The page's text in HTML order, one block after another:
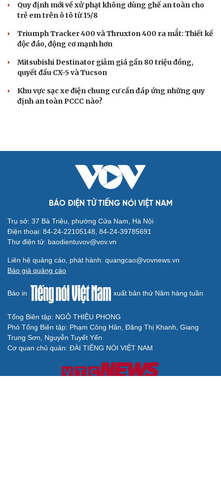
Quy định mới về xử phạt không dùng ghế an toàn cho
trẻ em trên ô tô từ 15/8
Triumph Tracker 400 và Thruxton 400 ra mắt: Thiết kế
độc đáo, động cơ mạnh hơn
Mitsubishi Destinator giảm giá gần 80 triệu đồng,
quyết đấu CX-5 và Tucson
Khu vực sạc xe điện chung cư cần đáp ứng những quy
định an toàn PCCC nào?
BÁO ĐIỆN TỬ TIẾNG NÓI VIỆT NAM
Trụ sở: 37 Bà Triệu, phường Cửa Nam, Hà Nội
Điện thoại: 84-24-22105148, 84-24-39785691
Thư điện tử: baodientuvov@vov.vn
Liên hệ quảng cáo, phát hành: quangcao@vovnews.vn
Báo giá quảng cáo
Báo in xuất bản thứ Năm hàng tuần
Tổng Biên tập: NGÔ THIỆU PHONG
Phó Tổng Biên tập: Phạm Công Hân, Đặng Thị Khanh, Giang
Trung Sơn, Nguyễn Tuyết Yến
Cơ quan chủ quản: ĐÀI TIẾNG NÓI VIỆT NAM